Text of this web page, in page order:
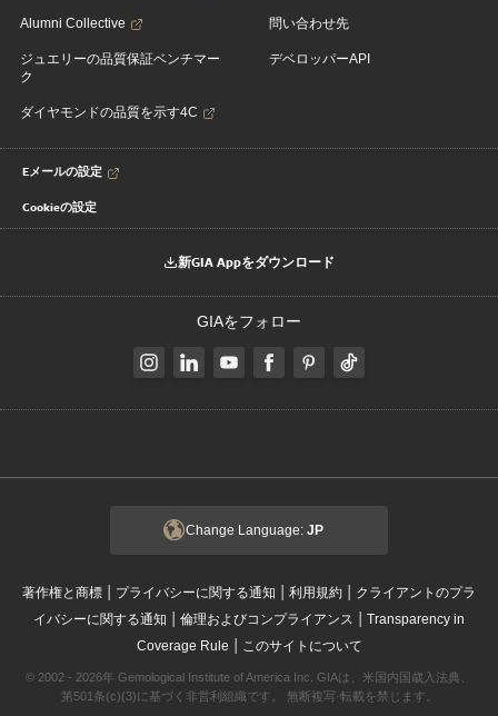
Alumni Collective
ジュエリーの品質保証ベンチマー
ク
ダイヤモンドの品質を示す4C
問い合わせ先
デベロッパーAPI
Eメールの設定
Cookieの設定
新GIA Appをダウンロード
GIAをフォロー
Change Language: JP
著作権と商標 | プライバシーに関する通知 | 利用規約 | クライアントのプラ
イバシーに関する通知 | 倫理およびコンプライアンス | Transparency in
Coverage Rule | このサイトについて
© 2002 - 2026年 Gemological Institute of America Inc. GIAは、米国内国歳入法典、
第501条(c)(3)に基づく非営利組織です。 無断複写·転載を禁じます。